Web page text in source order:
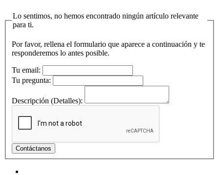
Lo sentimos, no hemos encontrado ningún artículo relevante
para ti.
Por favor, rellena el formulario que aparece a continuación y te
responderemos lo antes posible.
Tu email:
Tu pregunta:
Descripción (Detalles):